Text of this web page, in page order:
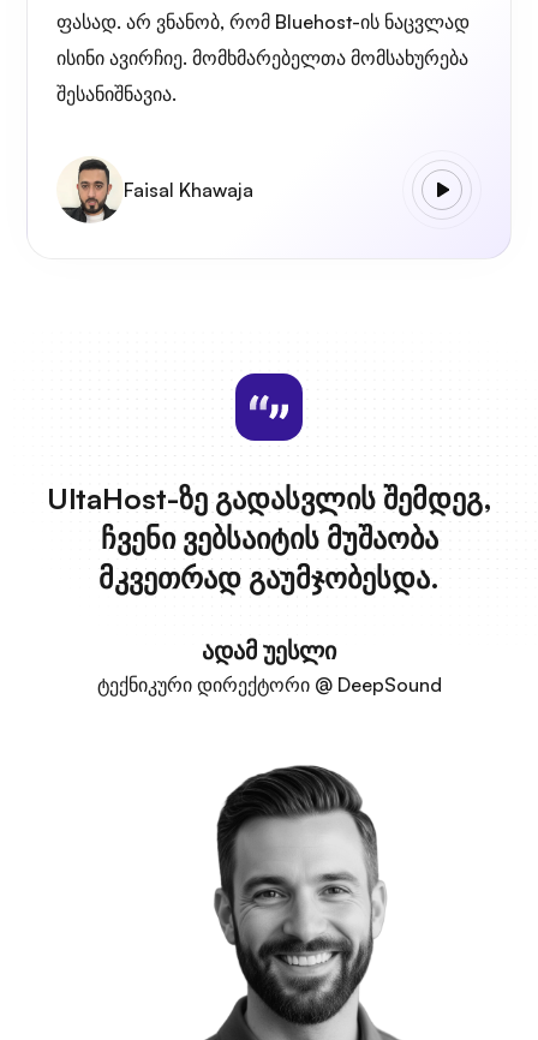
ფასად. არ ვნანობ, რომ Bluehost-ის ნაცვლად
ისინი ავირჩიე. მომხმარებელთა მომსახურება
შესანიშნავია.
Faisal Khawaja
UltaHost-ზე გადასვლის შემდეგ,
ჩვენი ვებსაიტის მუშაობა
მკვეთრად გაუმჯობესდა.
ადამ უესლი
ტექნიკური დირექტორი @ DeepSound